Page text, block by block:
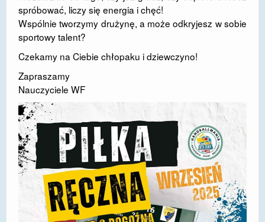
STANDARDY OCHRONY MAŁOLETNICH
PROJEKT ,,SZKOŁY Z JAKOŚCIĄ – ROZWÓJ
ŻORY”
REKRUTACJA 2026/2027
mLegitymacja
spróbować, liczy się energia i chęć!
Wspólnie tworzymy drużynę, a może odkryjesz w sobie
sportowy talent?
Czekamy na Ciebie chłopaku i dziewczyno!
Zapraszamy
Nauczyciele WF